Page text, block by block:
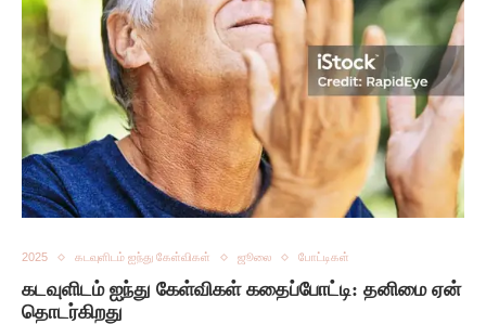
2025 கடவுளிடம் ஐந்து கேள்விகள் ஜூலை போட்டிகள்
கடவுளிடம் ஐந்து கேள்விகள் கதைப்போட்டி: தனிமை ஏன்
தொடர்கிறது